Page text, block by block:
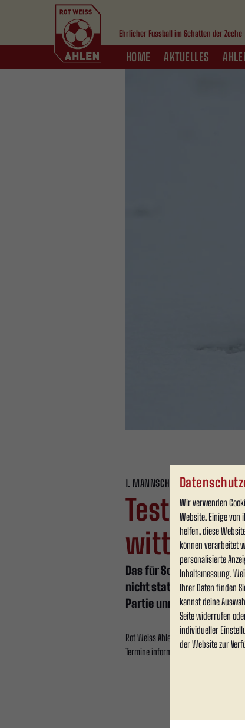
Wir verwenden
Website. Einige von
helfen, diese
können verarbeitet
personalisierte
Inhaltsmessung.
Ihrer Daten finden
kannst deine
Seite widerrufen
individueller
der Website zur
Ehrlicher Fussball im Schatten der Zeche
HOME AKTUELLES
1. MANNSCHAFT Freitag,
Testspiel
Das für Sonntag
nicht stattfinden. Die
Partie unmöglich.
Rot Weiss Ahlen richtet den Fokus
Termine informiert der Verein zeitnah